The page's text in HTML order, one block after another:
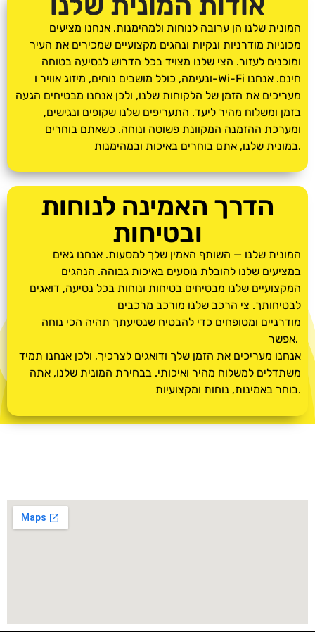
המונית שלנו הן ערובה לנוחות ולמהימנות. אנחנו מציעים
מכוניות מודרניות ונקיות ונהגים מקצועיים שמכירים את העיר
ומוכנים לעזור. הצי שלנו מצויד בכל הדרוש לנסיעה בטוחה
ונעימה, כולל מושבים נוחים, מיזוג אוויר ו-Wi-Fi חינם. אנחנו
מעריכים את הזמן של הלקוחות שלנו, ולכן אנחנו מבטיחים הגעה
בזמן ומשלוח מהיר ליעד. התעריפים שלנו שקופים ונגישים,
ומערכת ההזמנה המקוונת פשוטה ונוחה. כשאתם בוחרים
במונית שלנו, אתם בוחרים באיכות ובמהימנות.
הדרך האמינה לנוחות
ובטיחות
המונית שלנו — השותף האמין שלך למסעות. אנחנו גאים
במציעים שלנו להובלת נוסעים באיכות גבוהה. הנהגים
המקצועיים שלנו מבטיחים בטיחות ונוחות בכל נסיעה, דואגים
לבטיחותך. צי הרכב שלנו מורכב מרכבים
מודרניים ומטופחים כדי להבטיח שנסיעתך תהיה הכי נוחה
אפשר.
אנחנו מעריכים את הזמן שלך ודואגים לצרכיך, ולכן אנחנו תמיד
משתדלים למשלוח מהיר ואיכותי. בבחירת המונית שלנו, אתה
בוחר באמינות, נוחות ומקצועיות.